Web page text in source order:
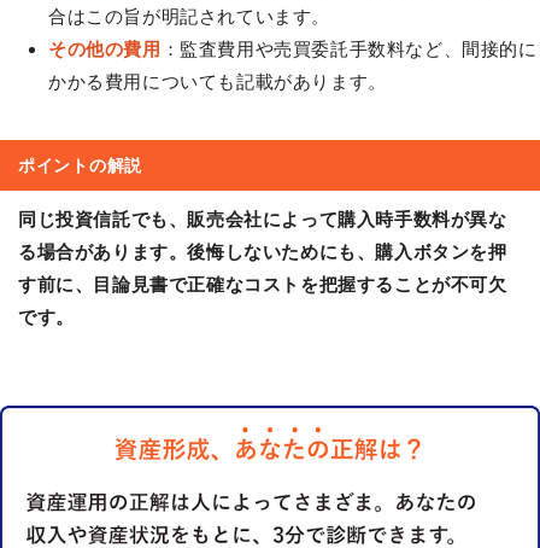
合はこの旨が明記されています。
その他の費用 ：監査費用や売買委託手数料など、間接的に
かかる費用についても記載があります。
ポイントの解説
同じ投資信託でも、販売会社によって購入時手数料が異な
る場合があります。後悔しないためにも、購入ボタンを押
す前に、目論見書で正確なコストを把握することが不可欠
です。